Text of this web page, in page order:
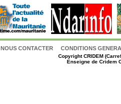
NOUS CONTACTER CONDITIONS
CopyrightCRIDEM
Enseigne de Cridem